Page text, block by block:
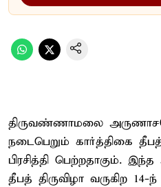
திருவண்ணாமலை
நடைபெறும் கார்த்திகை தீபத்
பிரசித்தி பெற்றதாகும்.
தீபத் திருவிழா வருகிற